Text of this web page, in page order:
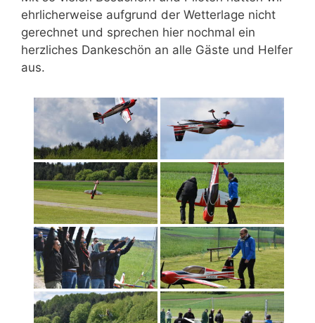
ehrlicherweise aufgrund der Wetterlage nicht
gerechnet und sprechen hier nochmal ein
herzliches Dankeschön an alle Gäste und Helfer
aus.